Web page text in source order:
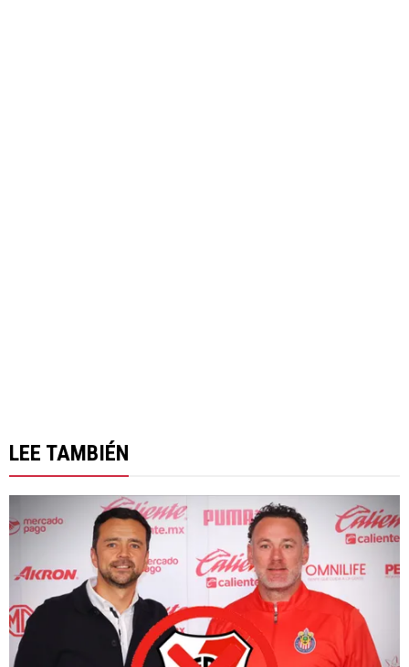
LEE TAMBIÉN